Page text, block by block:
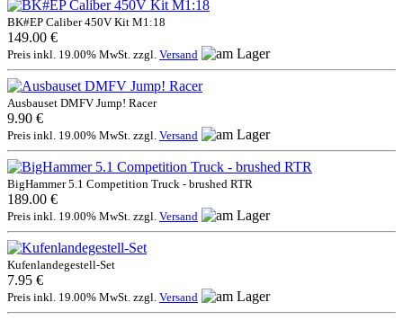
BK#EP Caliber 450V Kit M1:18
149.00 €
Preis inkl. 19.00% MwSt. zzgl. Versand
Ausbauset DMFV Jump! Racer
9.90 €
Preis inkl. 19.00% MwSt. zzgl. Versand
BigHammer 5.1 Competition Truck - brushed RTR
189.00 €
Preis inkl. 19.00% MwSt. zzgl. Versand
Kufenlandegestell-Set
7.95 €
Preis inkl. 19.00% MwSt. zzgl. Versand